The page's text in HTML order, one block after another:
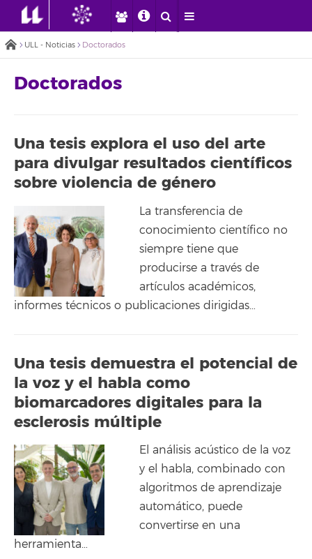
ULL - Noticias Doctorados
Doctorados
Una tesis explora el uso del arte
para divulgar resultados científicos
sobre violencia de género
La transferencia de
conocimiento científico no
siempre tiene que
producirse a través de
artículos académicos,
informes técnicos o publicaciones dirigidas…
Una tesis demuestra el potencial de
la voz y el habla como
biomarcadores digitales para la
esclerosis múltiple
El análisis acústico de la voz
y el habla, combinado con
algoritmos de aprendizaje
automático, puede
convertirse en una
herramienta…